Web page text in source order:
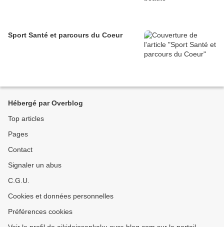
Sport Santé et parcours du Coeur
Hébergé par Overblog
Top articles
Pages
Contact
Signaler un abus
C.G.U.
Cookies et données personnelles
Préférences cookies